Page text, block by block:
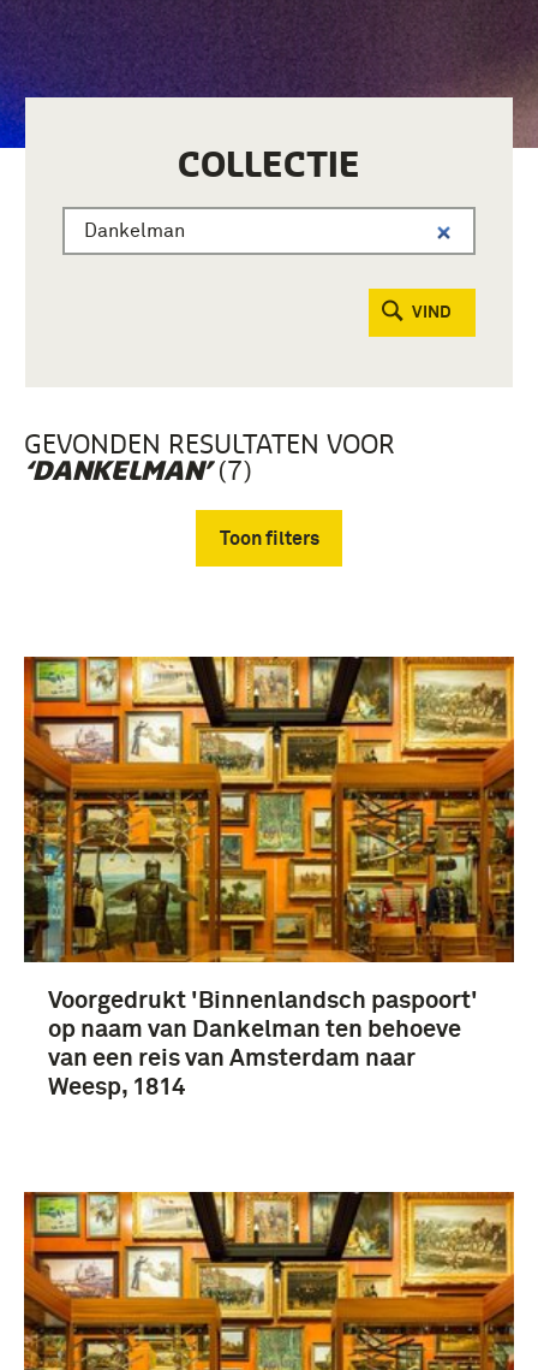
COLLECTIE
VIND
GEVONDEN RESULTATEN VOOR
‘DANKELMAN’(7)
Toon filters
Documenten (7)
Keizerrijk Frankrijk (1811-1813) (7)
Dankelman, H.F. (7)
Voorgedrukt 'Binnenlandsch paspoort'
op naam van Dankelman ten behoeve
van een reis van Amsterdam naar
Weesp, 1814